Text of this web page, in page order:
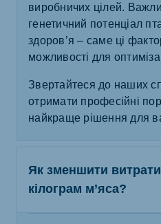
виробничих цілей.
генетичний потенціал
здоров’я – саме ці
можливості для
Звертайтеся до наших
отримати професійні
найкраще рішення для
Як зменшити
кілограм м’яса?